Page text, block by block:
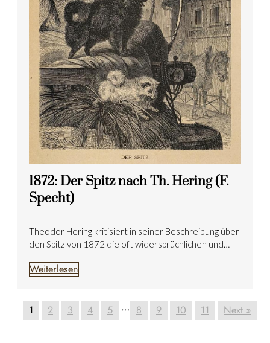
1872: Der Spitz nach Th. Hering (F.
Specht)
Theodor Hering kritisiert in seiner Beschreibung über
den Spitz von 1872 die oft widersprüchlichen und…
Weiterlesen
1 2 3 4 5 … 8 9 10 11 Next »